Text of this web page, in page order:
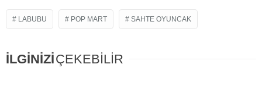
LABUBU POP MART SAHTE OYUNCAK
İLGİNİZİÇEKEBİLİR